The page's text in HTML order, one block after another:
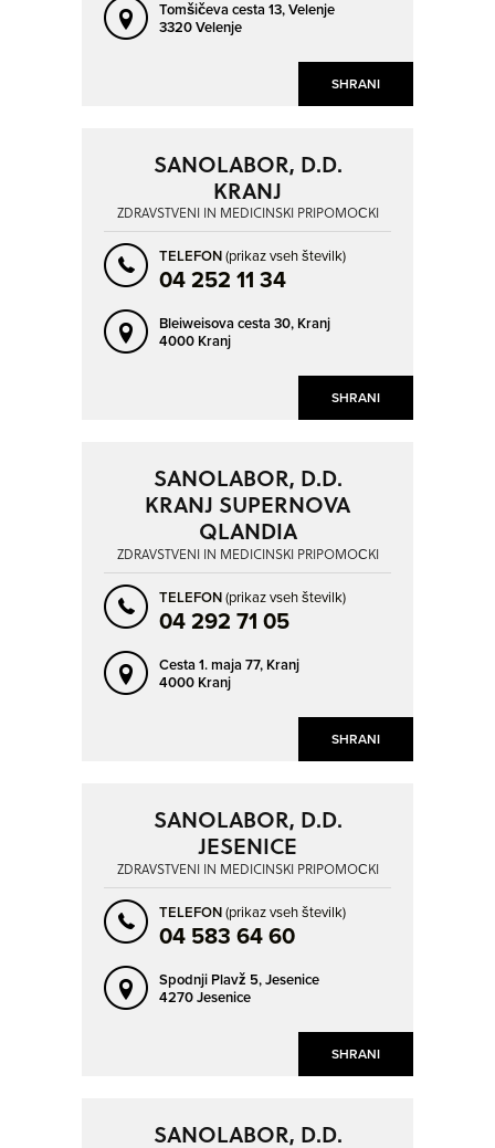
SHRANI
Tomšičeva cesta 13,Velenje
3320 Velenje
SHRANI
SANOLABOR, D.D.
KRANJ
ZDRAVSTVENI IN MEDICINSKI PRIPOMOČKI
TELEFON(prikaz vseh številk)
04 252 11 34
Bleiweisova cesta 30, Kranj
4000 Kranj
SHRANI
SANOLABOR, D.D.
KRANJ SUPERNOVA
QLANDIA
ZDRAVSTVENI IN MEDICINSKI PRIPOMOČKI
TELEFON(prikaz vseh številk)
04 292 71 05
Cesta 1. maja 77, Kranj
4000 Kranj
SHRANI
SANOLABOR, D.D.
JESENICE
ZDRAVSTVENI IN MEDICINSKI PRIPOMOČKI
TELEFON(prikaz vseh številk)
04 583 64 60
Spodnji Plavž 5,Jesenice
4270 Jesenice
SANOLABOR, D.D.